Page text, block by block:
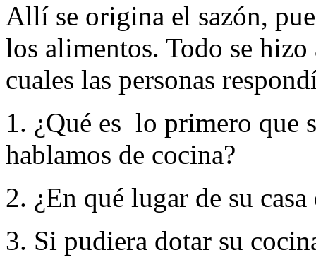
Allí se origina el sazón,
los alimentos. Todo se
cuales las personas
1. ¿Qué es lo primero que
hablamos de cocina?
2. ¿En qué lugar de su
3. Si pudiera dotar su